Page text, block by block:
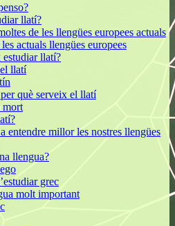
llatí?
de les llengües europees actuals
actuals llengües europees
estudiar llatí?
llatí
què serveix el llatí
mort
entendre millor les nostres llengües
llengua?
grec
molt important